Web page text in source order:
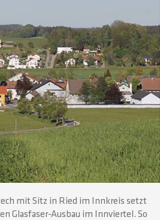
mit Sitz in Ried im Innkreis setzt
Glasfaser-Ausbau im Innviertel. So